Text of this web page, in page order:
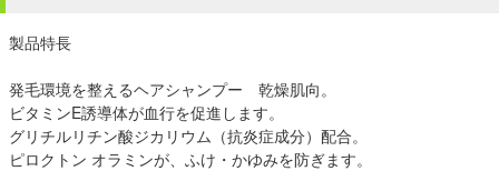
製品特長
発毛環境を整えるヘアシャンプー 乾燥肌向。
ビタミンE誘導体が血行を促進します。
グリチルリチン酸ジカリウム（抗炎症成分）配合。
ピロクトン オラミンが、ふけ・かゆみを防ぎます。